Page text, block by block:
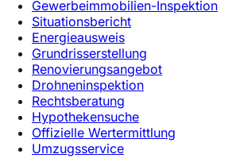
Gewerbeimmobilien-Inspektion
Situationsbericht
Energieausweis
Grundrisserstellung
Renovierungsangebot
Drohneninspektion
Rechtsberatung
Hypothekensuche
Offizielle Wertermittlung
Umzugsservice